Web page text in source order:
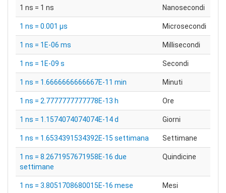
1 ns = 1 ns Nanosecondi
1 ns = 0.001 μs Microsecondi
1 ns = 1E-06 ms Millisecondi
1 ns = 1E-09 s Secondi
1 ns = 1.6666666666667E-11 min Minuti
1 ns = 2.7777777777778E-13 h Ore
1 ns = 1.1574074074074E-14 d Giorni
1 ns = 1.6534391534392E-15 settimana Settimane
1 ns = 8.2671957671958E-16 due
settimane
Quindicine
1 ns = 3.8051708680015E-16 mese Mesi